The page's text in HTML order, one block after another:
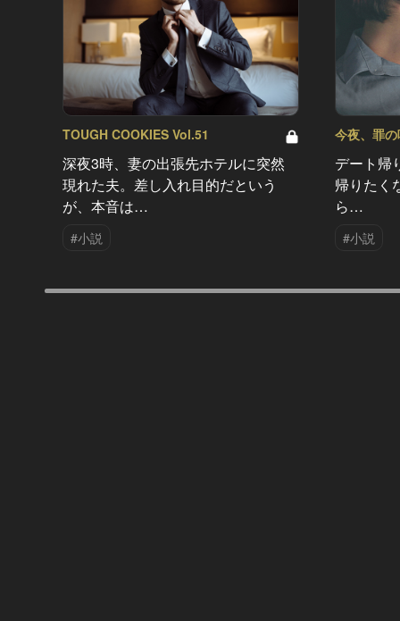
TOUGH COOKIES Vol.51
深夜3時、妻の出張先ホテルに突然
現れた夫。差し入れ目的だという
が、本音は…
#小説
今夜、罪
デート帰
帰りたく
ら…
#小説